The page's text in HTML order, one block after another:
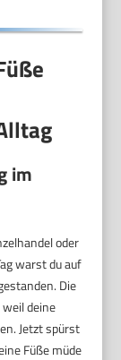
im
oder
warst du auf
Die
deine
Jetzt spürst
Füße müde